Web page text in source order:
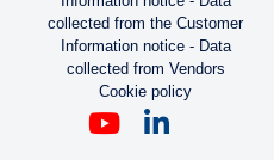
collected from the Customer
Information notice - Data
collected from Vendors
Cookie policy